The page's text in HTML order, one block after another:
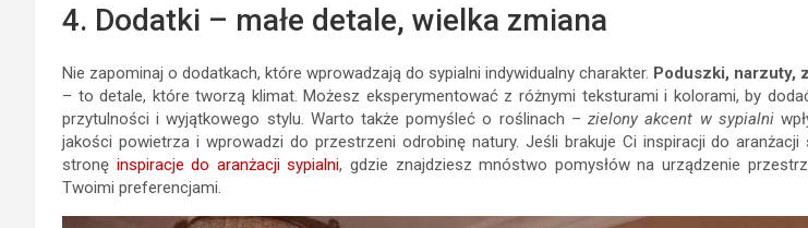
4. Dodatki – małe detale, wielka zmiana
Nie zapominaj o dodatkach, które wprowadzają do sypialni indywidualny charakter. Poduszki, narzuty,
– to detale, które tworzą klimat. Możesz eksperymentować z różnymi teksturami i kolorami, by
przytulności i wyjątkowego stylu. Warto także pomyśleć o roślinach –zielony akcent w sypialni
jakości powietrza i wprowadzi do przestrzeni odrobinę natury. Jeśli brakuje Ci inspiracji do aranżacji
stronę inspiracje do aranżacji sypialni, gdzie znajdziesz mnóstwo pomysłów na urządzenie
Twoimi preferencjami.